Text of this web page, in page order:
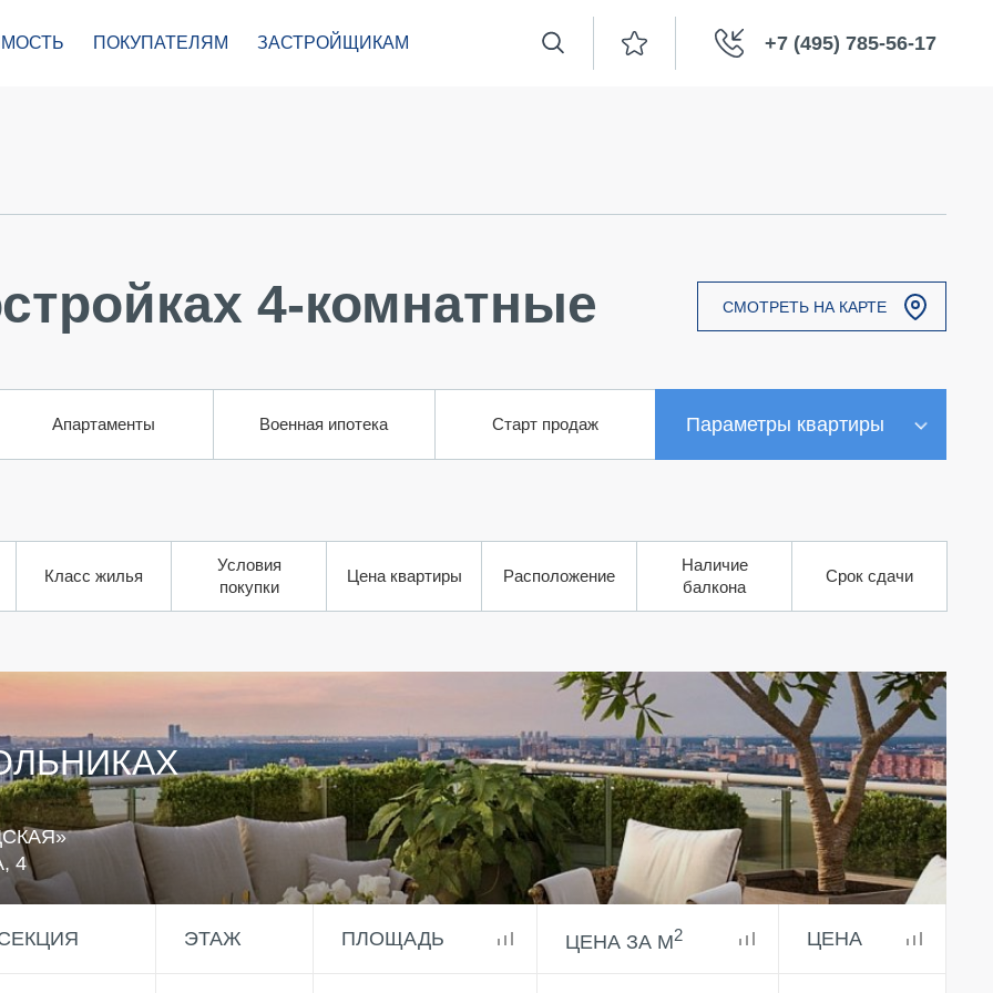
ПОКУПАТЕЛЯМ ЗАСТРОЙЩИКАМ +7 (495) 785-56-17
4-комнатные
Апартаменты Военная ипотека Старт продаж Параметры квартиры
СМОТРЕТЬ НА КАРТЕ
Класс жилья
Условия
покупки
Цена квартиры Расположение
Наличие
балкона
Срок сдачи
4
ЭТАЖ ПЛОЩАДЬ ЦЕНА ЗА М2 ЦЕНА